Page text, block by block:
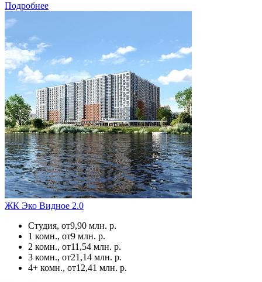
Подробнее
ЖК Эко Видное 2.0
Студия, от9,90 млн. р.
1 комн., от9 млн. р.
2 комн., от11,54 млн. р.
3 комн., от21,14 млн. р.
4+ комн., от12,41 млн. р.